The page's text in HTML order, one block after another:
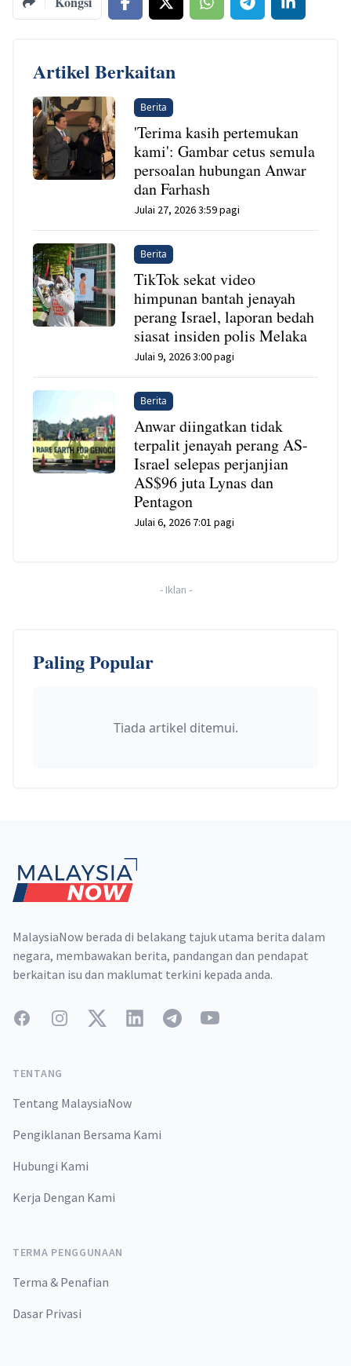
Artikel Berkaitan
Berita
'Terima kasih pertemukan
kami': Gambar cetus semula
persoalan hubungan Anwar
dan Farhash
Julai 27, 2026 3:59 pagi
Berita
TikTok sekat video
himpunan bantah jenayah
perang Israel, laporan bedah
siasat insiden polis Melaka
Julai 9, 2026 3:00 pagi
Berita
Anwar diingatkan tidak
terpalit jenayah perang AS-
Israel selepas perjanjian
AS$96 juta Lynas dan
Pentagon
Julai 6, 2026 7:01 pagi
- Iklan -
Paling Popular
Tiada artikel ditemui.
MalaysiaNow berada di belakang tajuk utama berita dalam
negara, membawakan berita, pandangan dan pendapat
berkaitan isu dan maklumat terkini kepada anda.
FacebookInstagramTwitterLinkedInTelegramYouTube
TENTANG
Tentang MalaysiaNow
Pengiklanan Bersama Kami
Hubungi Kami
Kerja Dengan Kami
TERMA PENGGUNAAN
Terma & Penafian
Dasar Privasi